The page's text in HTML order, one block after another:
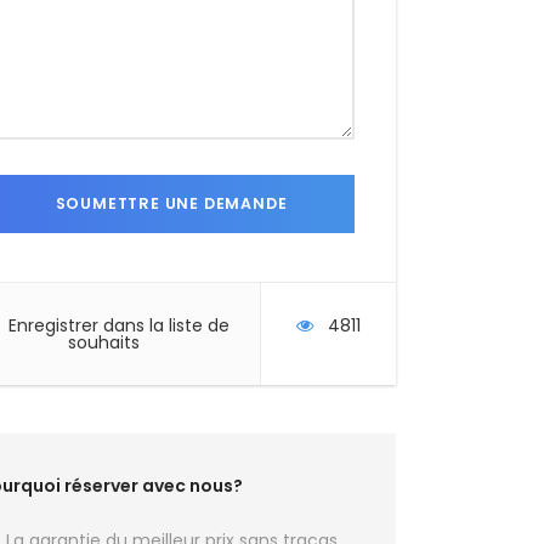
Enregistrer dans la liste de
souhaits
4811
réserver avec nous?